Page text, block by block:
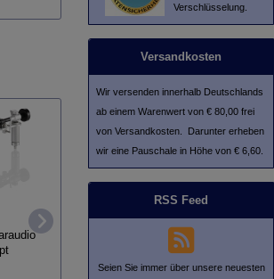
Japan
Verschlüsselung.
Versandkosten
Wir versenden innerhalb Deutschlands
ab einem Warenwert von € 80,00 frei
von Versandkosten. Darunter erheben
wir eine Pauschale in Höhe von € 6,60.
RSS Feed
Seien Sie immer über unsere neuesten